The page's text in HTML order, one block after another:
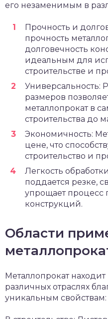
его незаменимым в
Прочность и
прочность
долговечность
идеальным для
строительстве и
Универсальность:
размеров
металлопрокат в
строительства до
Экономичность:
цене, что
строительство и
Легкость
поддается резке,
упрощает процесс
конструкций.
Области
Металлопрокат
различных отраслях
уникальным свойствам: